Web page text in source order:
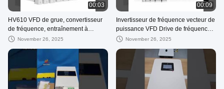
00:03
HV610 VFD de grue, convertisseur
de fréquence, entraînement à
fréquence variable
November 26, 2025
00:09
Invertisseur de fréquence vecteur de
puissance VFD Drive de fréquence
V/F Contrôle 200-240V 1PH/3PH
November 26, 2025